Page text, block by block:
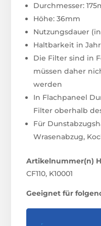
Durchmesser:
Höhe: 36mm
Nutzungsdauer
Haltbarkeit in
Die Filter sind in
müssen daher
werden
In Flachpaneel
Filter oberhalb
Für
Wrasenabzug,
Artikelnummer(n)
CF110, K10001
Geeignet für